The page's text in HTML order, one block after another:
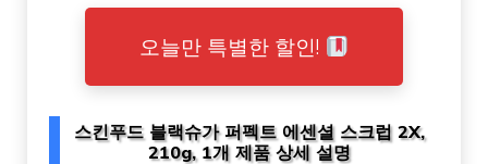
오늘만 특별한 할인!
스킨푸드 블랙슈가 퍼펙트 에센셜 스크럽 2X,
210g, 1개 제품 상세 설명